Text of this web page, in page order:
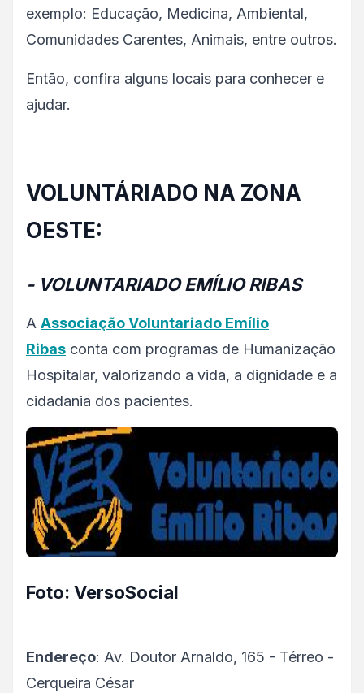
exemplo: Educação, Medicina, Ambiental,
Comunidades Carentes, Animais, entre outros.
Então, confira alguns locais para conhecer e
ajudar.
VOLUNTÁRIADO NA ZONA
OESTE:
- VOLUNTARIADO EMÍLIO RIBAS
A Associação Voluntariado Emílio
Ribas conta com programas de Humanização
Hospitalar, valorizando a vida, a dignidade e a
cidadania dos pacientes.
Foto: VersoSocial
Endereço: Av. Doutor Arnaldo, 165 - Térreo -
Cerqueira César